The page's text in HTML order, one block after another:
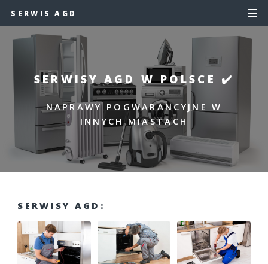
SERWIS AGD
SERWISY AGD W POLSCE ✔️
NAPRAWY POGWARANCYJNE W
INNYCH MIASTACH
SERWISY AGD: